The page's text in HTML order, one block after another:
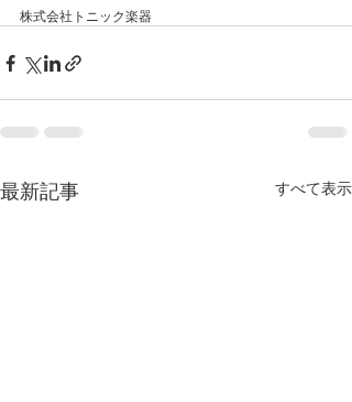
株式会社トニック楽器
最新記事 すべて表示